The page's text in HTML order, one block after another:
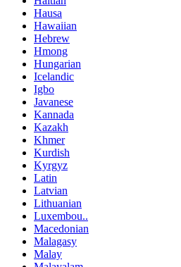
Hausa
Hawaiian
Hebrew
Hmong
Hungarian
Icelandic
Igbo
Javanese
Kannada
Kazakh
Khmer
Kurdish
Kyrgyz
Latin
Latvian
Lithuanian
Luxembou..
Macedonian
Malagasy
Malay